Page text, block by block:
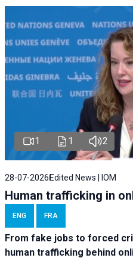
1 1 2
28-07-2026 Edited News | IOM
Human trafficking in
ENG FRA
From fake jobs to forced
human trafficking behind